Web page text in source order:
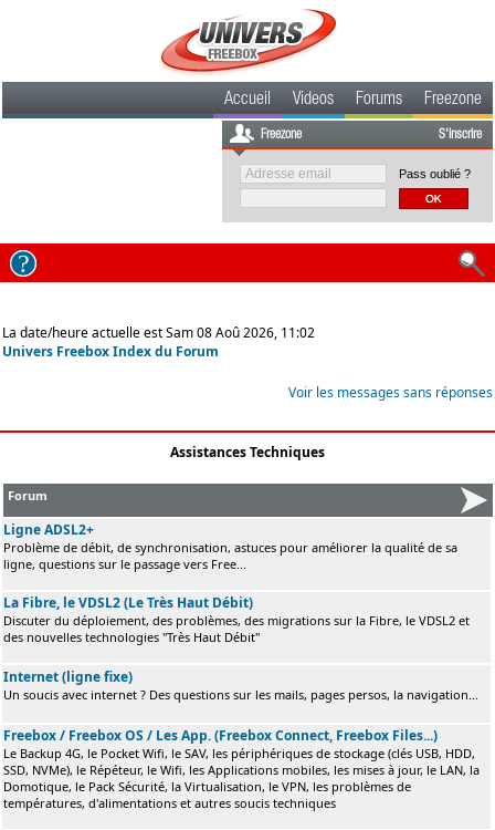
Accueil Videos Forums Freezone
Freezone S'inscrire
Pass oublié ?
La date/heure actuelle est Sam 08 Aoû 2026, 11:02
Univers Freebox Index du Forum
Voir les messages sans réponses
Assistances Techniques
Forum
Ligne ADSL2+
Problème de débit, de synchronisation, astuces pour améliorer la qualité de sa
ligne, questions sur le passage vers Free...
La Fibre, le VDSL2 (Le Très Haut Débit)
Discuter du déploiement, des problèmes, des migrations sur la Fibre, le VDSL2 et
des nouvelles technologies "Très Haut Débit"
Internet (ligne fixe)
Un soucis avec internet ? Des questions sur les mails, pages persos, la navigation...
Freebox / Freebox OS / Les App. (Freebox Connect, Freebox Files...)
Le Backup 4G, le Pocket Wifi, le SAV, les périphériques de stockage (clés USB, HDD,
SSD, NVMe), le Répéteur, le Wifi, les Applications mobiles, les mises à jour, le LAN, la
Domotique, le Pack Sécurité, la Virtualisation, le VPN, les problèmes de
températures, d'alimentations et autres soucis techniques